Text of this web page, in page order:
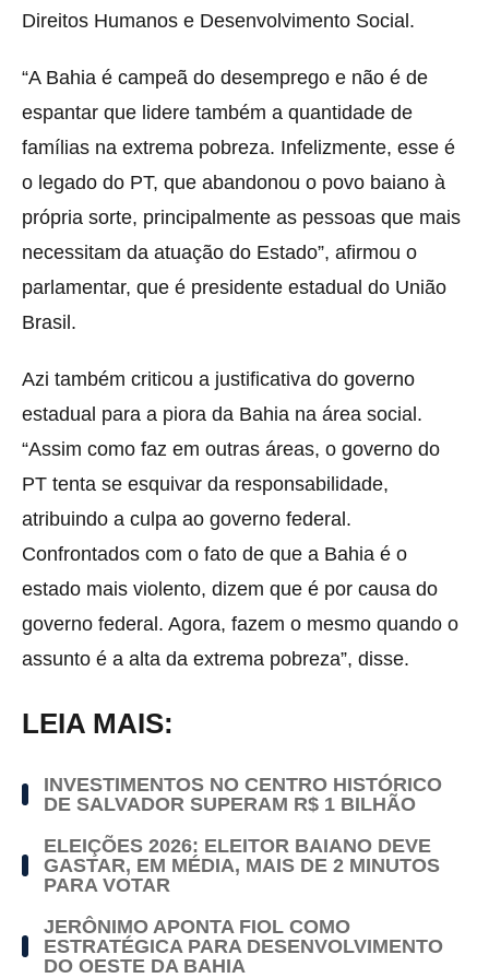
Direitos Humanos e Desenvolvimento Social.
“A Bahia é campeã do desemprego e não é de
espantar que lidere também a quantidade de
famílias na extrema pobreza. Infelizmente, esse é
o legado do PT, que abandonou o povo baiano à
própria sorte, principalmente as pessoas que mais
necessitam da atuação do Estado”, afirmou o
parlamentar, que é presidente estadual do União
Brasil.
Azi também criticou a justificativa do governo
estadual para a piora da Bahia na área social.
“Assim como faz em outras áreas, o governo do
PT tenta se esquivar da responsabilidade,
atribuindo a culpa ao governo federal.
Confrontados com o fato de que a Bahia é o
estado mais violento, dizem que é por causa do
governo federal. Agora, fazem o mesmo quando o
assunto é a alta da extrema pobreza”, disse.
LEIA MAIS:
INVESTIMENTOS NO CENTRO HISTÓRICO
DE SALVADOR SUPERAM R$ 1 BILHÃO
ELEIÇÕES 2026: ELEITOR BAIANO DEVE
GASTAR, EM MÉDIA, MAIS DE 2 MINUTOS
PARA VOTAR
JERÔNIMO APONTA FIOL COMO
ESTRATÉGICA PARA DESENVOLVIMENTO
DO OESTE DA BAHIA